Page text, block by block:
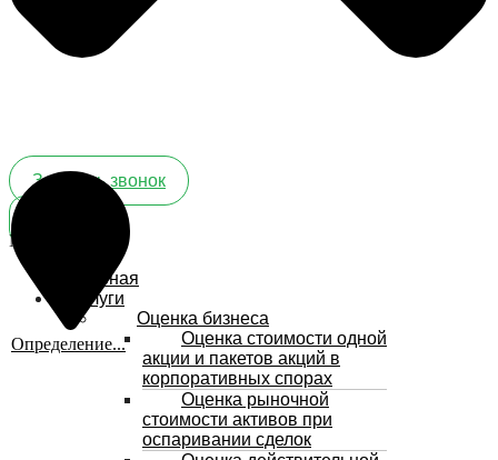
Определение...
Заказать звонок
Меню
Главная
Услуги
Оценка бизнеса
Оценка стоимости одной
акции и пакетов акций в
корпоративных спорах
Оценка рыночной
стоимости активов при
оспаривании сделок